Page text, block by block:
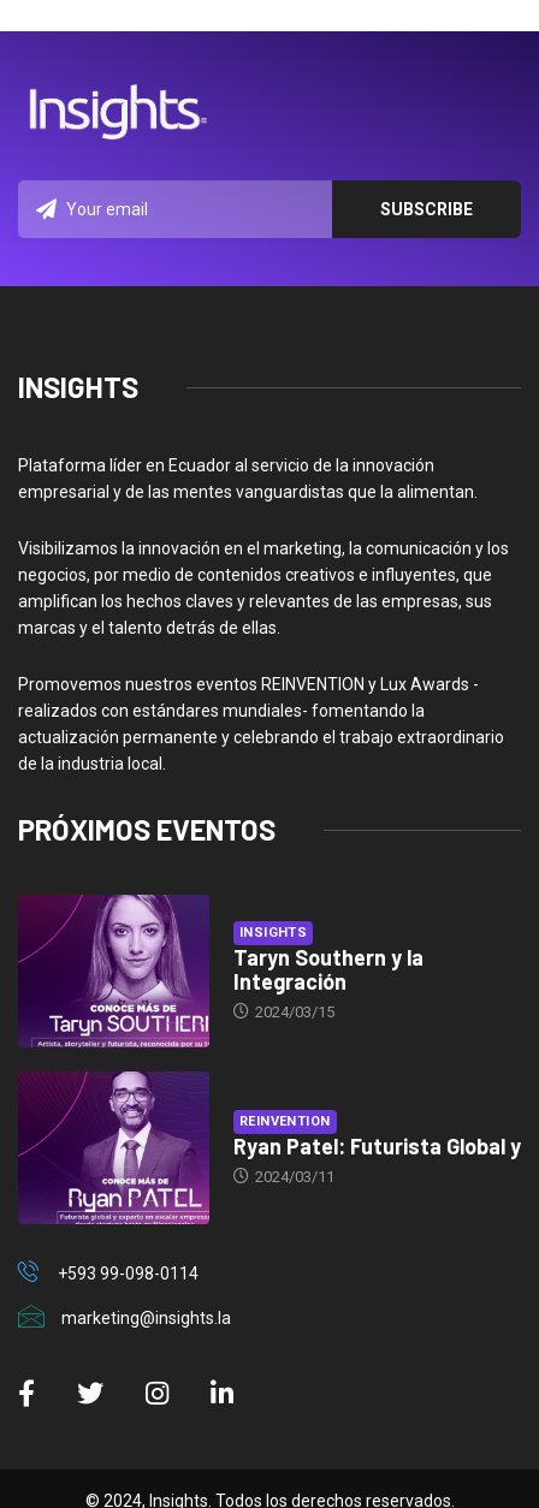
INSIGHTS
Plataforma líder en Ecuador al servicio de la innovación
empresarial y de las mentes vanguardistas que la alimentan.
Visibilizamos la innovación en el marketing, la comunicación y los
negocios, por medio de contenidos creativos e influyentes, que
amplifican los hechos claves y relevantes de las empresas, sus
marcas y el talento detrás de ellas.
Promovemos nuestros eventos REINVENTION y Lux Awards -
realizados con estándares mundiales- fomentando la
actualización permanente y celebrando el trabajo extraordinario
de la industria local.
PRÓXIMOS EVENTOS
INSIGHTS
Taryn Southern y la
Integración
2024/03/15
REINVENTION
Ryan Patel: Futurista Global y
2024/03/11
+593 99-098-0114
marketing@insights.la
© 2024, Insights. Todos los derechos reservados.